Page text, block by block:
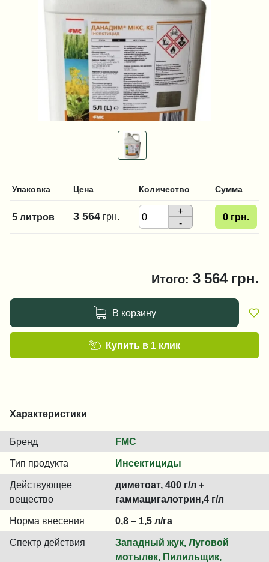
Упаковка Цена Количество Сумма
5 литров 3 564 грн.
+
-
0 грн.
Итого: 3 564грн.
В корзину
Купить в 1 клик
Характеристики
Бренд FMC
Тип продукта Инсектициды
Действующее
вещество
диметоат, 400 г/л +
гаммацигалотрин,4 г/л
Норма внесения 0,8 – 1,5 л/га
Спектр действия
Западный жук, Луговой
мотылек, Пилильщик,